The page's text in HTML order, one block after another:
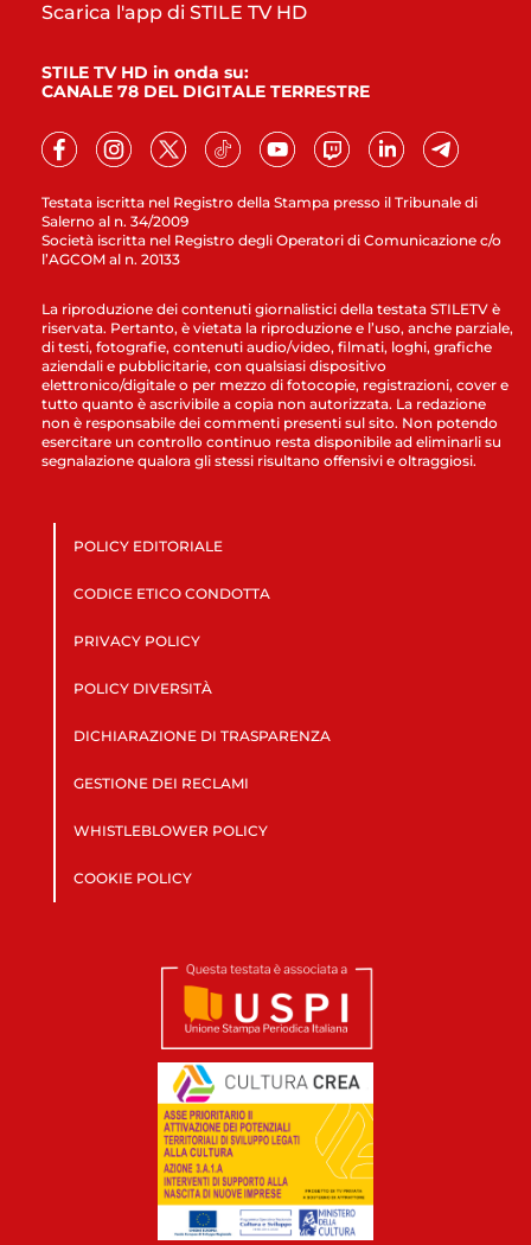
Testata iscritta nel Registro della Stampa presso il Tribunale di
Salerno al n. 34/2009
Società iscritta nel Registro degli Operatori di Comunicazione c/o
l’AGCOM al n. 20133
Scarica l'app di STILE TV HD
STILE TV HD in onda su:
CANALE 78 DEL DIGITALE TERRESTRE
La riproduzione dei contenuti giornalistici della testata STILETV è
riservata. Pertanto, è vietata la riproduzione e l’uso, anche parziale,
di testi, fotografie, contenuti audio/video, filmati, loghi, grafiche
aziendali e pubblicitarie, con qualsiasi dispositivo
elettronico/digitale o per mezzo di fotocopie, registrazioni, cover e
tutto quanto è ascrivibile a copia non autorizzata. La redazione
non è responsabile dei commenti presenti sul sito. Non potendo
esercitare un controllo continuo resta disponibile ad eliminarli su
segnalazione qualora gli stessi risultano offensivi e oltraggiosi.
POLICY EDITORIALE
CODICE ETICO CONDOTTA
PRIVACY POLICY
POLICY DIVERSITÀ
DICHIARAZIONE DI TRASPARENZA
GESTIONE DEI RECLAMI
WHISTLEBLOWER POLICY
COOKIE POLICY